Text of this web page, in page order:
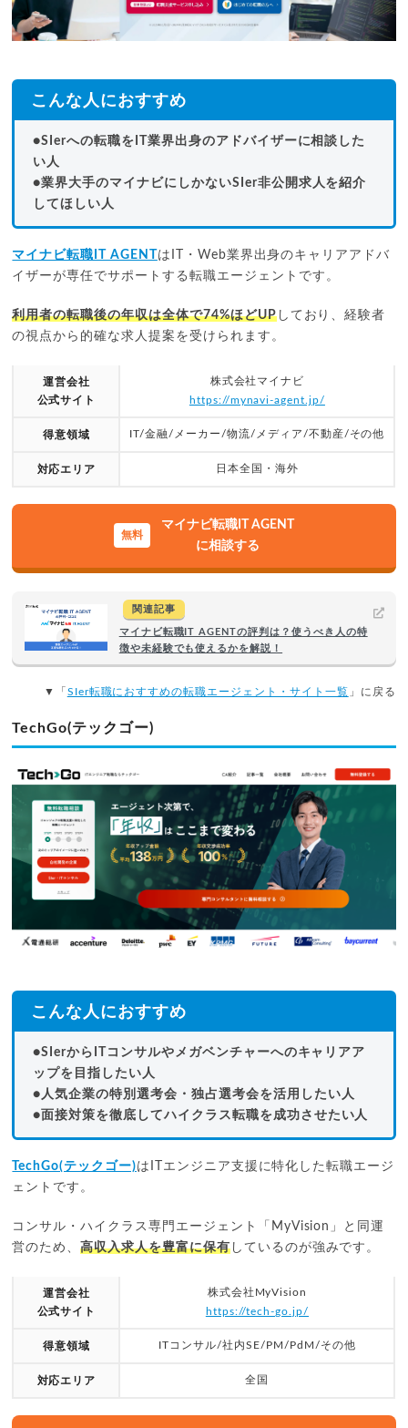
こんな人におすすめ
●SIerへの転職をIT業界出身のアドバイザーに相談した
い人
●業界大手のマイナビにしかないSIer非公開求人を紹介
してほしい人
マイナビ転職IT AGENTはIT・Web業界出身のキャリアアドバ
イザーが専任でサポートする転職エージェントです。
利用者の転職後の年収は全体で74%ほどUPしており、経験者
の視点から的確な求人提案を受けられます。
運営会社
公式サイト
株式会社マイナビ
https://mynavi-agent.jp/
得意領域 IT/金融/メーカー/物流/メディア/不動産/その他
対応エリア 日本全国・海外
マイナビ転職IT AGENT
に相談する
関連記事
マイナビ転職IT AGENTの評判は？使うべき人の特
徴や未経験でも使えるかを解説！
▼「 SIer転職におすすめの転職エージェント・サイト一覧 」に戻る
TechGo(テックゴー)
こんな人におすすめ
●SIerからITコンサルやメガベンチャーへのキャリアア
ップを目指したい人
●人気企業の特別選考会・独占選考会を活用したい人
●面接対策を徹底してハイクラス転職を成功させたい人
TechGo(テックゴー)はITエンジニア支援に特化した転職エージ
ェントです。
コンサル・ハイクラス専門エージェント「MyVision」と同運
営のため、高収入求人を豊富に保有しているのが強みです。
運営会社
公式サイト
株式会社MyVision
https://tech-go.jp/
得意領域 ITコンサル/社内SE/PM/PdM/その他
対応エリア 全国